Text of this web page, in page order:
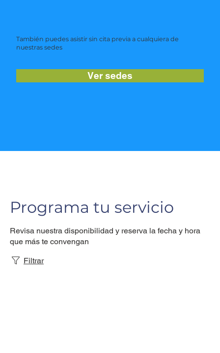
También puedes asistir sin cita previa a cualquiera de
nuestras sedes
Ver sedes
Programa tu servicio
Revisa nuestra disponibilidad y reserva la fecha y hora
que más te convengan
Filtrar